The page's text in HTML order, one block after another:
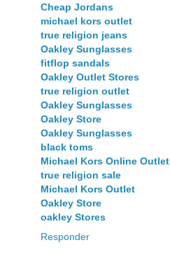
Cheap Jordans
michael kors outlet
true religion jeans
Oakley Sunglasses
fitflop sandals
Oakley Outlet Stores
true religion outlet
Oakley Sunglasses
Oakley Store
Oakley Sunglasses
black toms
Michael Kors Online Outlet
true religion sale
Michael Kors Outlet
Oakley Store
oakley Stores
Responder